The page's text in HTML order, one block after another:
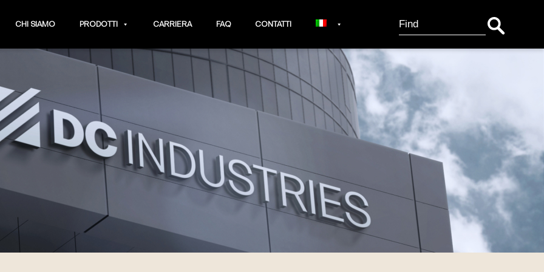
CHI SIAMO PRODOTTI CARRIERA FAQ CONTATTI
Search
for: